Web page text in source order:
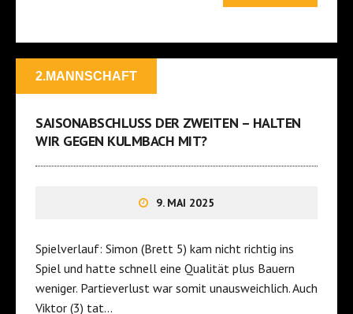
2.MANNSCHAFT
SAISONABSCHLUSS DER ZWEITEN – HALTEN
WIR GEGEN KULMBACH MIT?
9. MAI 2025
Spielverlauf: Simon (Brett 5) kam nicht richtig ins
Spiel und hatte schnell eine Qualität plus Bauern
weniger. Partieverlust war somit unausweichlich. Auch
Viktor (3) tat…